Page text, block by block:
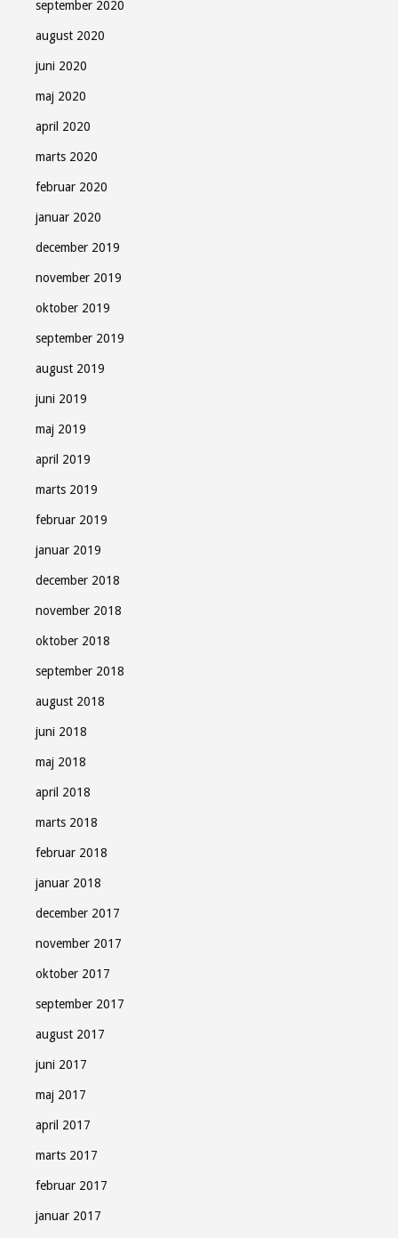
september 2020
august 2020
juni 2020
maj 2020
april 2020
marts 2020
februar 2020
januar 2020
december 2019
november 2019
oktober 2019
september 2019
august 2019
juni 2019
maj 2019
april 2019
marts 2019
februar 2019
januar 2019
december 2018
november 2018
oktober 2018
september 2018
august 2018
juni 2018
maj 2018
april 2018
marts 2018
februar 2018
januar 2018
december 2017
november 2017
oktober 2017
september 2017
august 2017
juni 2017
maj 2017
april 2017
marts 2017
februar 2017
januar 2017